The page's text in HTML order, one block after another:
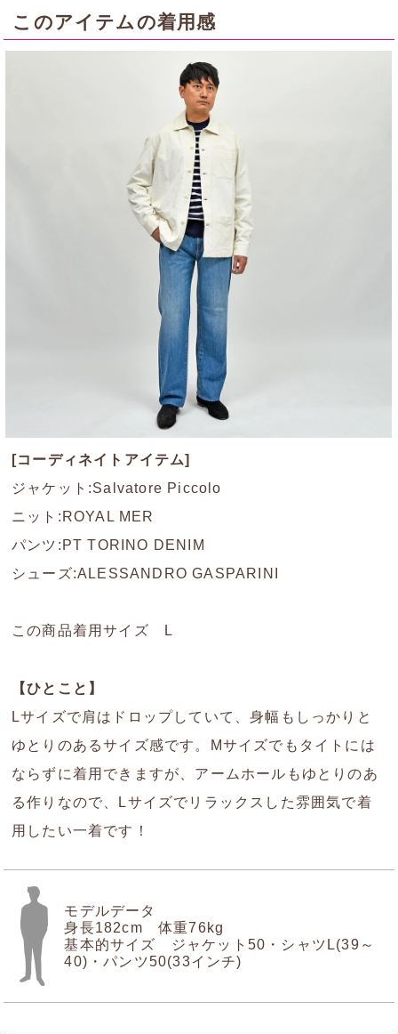
このアイテムの着用感
[コーディネイトアイテム]
ジャケット:Salvatore Piccolo
ニット:ROYAL MER
パンツ:PT TORINO DENIM
シューズ:ALESSANDRO GASPARINI
この商品着用サイズ L
【ひとこと】
Lサイズで肩はドロップしていて、身幅もしっかりと
ゆとりのあるサイズ感です。Mサイズでもタイトには
ならずに着用できますが、アームホールもゆとりのあ
る作りなので、Lサイズでリラックスした雰囲気で着
用したい一着です！
モデルデータ
身長182cm 体重76kg
基本的サイズ ジャケット50・シャツL(39～
40)・パンツ50(33インチ)